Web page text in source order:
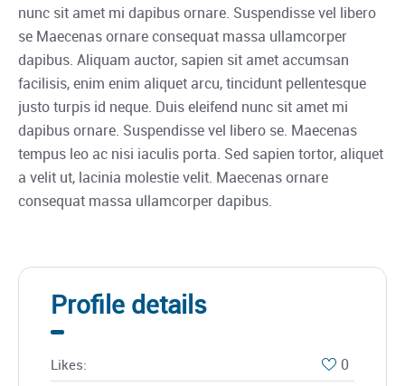
nunc sit amet mi dapibus ornare. Suspendisse vel libero
se Maecenas ornare consequat massa ullamcorper
dapibus. Aliquam auctor, sapien sit amet accumsan
facilisis, enim enim aliquet arcu, tincidunt pellentesque
justo turpis id neque. Duis eleifend nunc sit amet mi
dapibus ornare. Suspendisse vel libero se. Maecenas
tempus leo ac nisi iaculis porta. Sed sapien tortor, aliquet
a velit ut, lacinia molestie velit. Maecenas ornare
consequat massa ullamcorper dapibus.
Profile details
Likes: 0